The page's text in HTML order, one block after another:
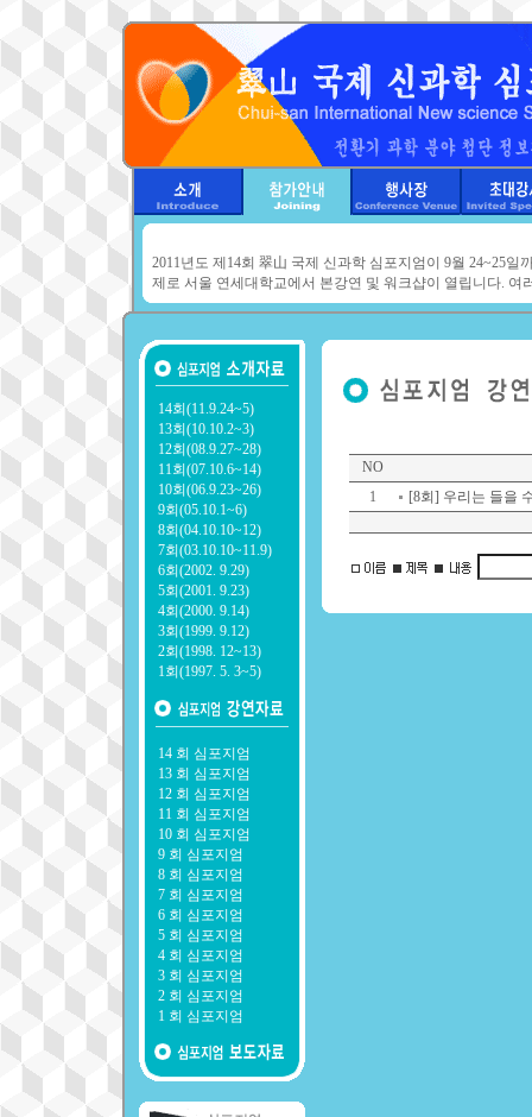
2011년도 제14회 翠山 국제 신과학 심포지엄이 9월 24~25일
제로 서울 연세대학교에서 본강연 및 워크샵이 열립니다. 여
14회(11.9.24~5)
13회(10.10.2~3)
12회(08.9.27~28)
11회(07.10.6~14)
10회(06.9.23~26)
9회(05.10.1~6)
8회(04.10.10~12)
7회(03.10.10~11.9)
6회(2002. 9.29)
5회(2001. 9.23)
4회(2000. 9.14)
3회(1999. 9.12)
2회(1998. 12~13)
1회(1997. 5. 3~5)
14 회 심포지엄
13 회 심포지엄
12 회 심포지엄
11 회 심포지엄
10 회 심포지엄
9 회 심포지엄
8 회 심포지엄
7 회 심포지엄
6 회 심포지엄
5 회 심포지엄
4 회 심포지엄
3 회 심포지엄
2 회 심포지엄
1 회 심포지엄
NO
1
[8회] 우리는 들을